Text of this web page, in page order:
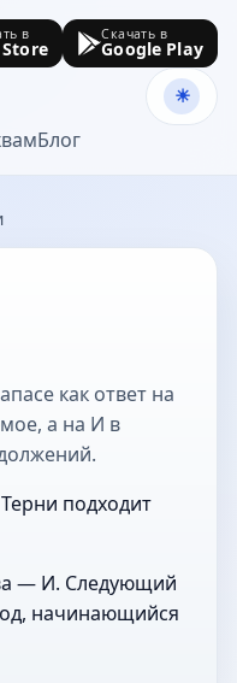
Блог
в Скачать в
Google Play
как ответ на
а на И в
подходит
— И. Следующий
начинающийся